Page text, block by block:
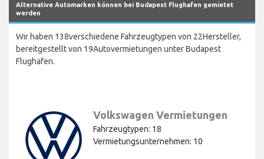
Alternative Automarken können bei Budapest Flughafen gemietet
werden
Wir haben 138verschiedene Fahrzeugtypen von 22Hersteller,
bereitgestellt von 19Autovermietungen unter Budapest
Flughafen.
Volkswagen Vermietungen
Fahrzeugtypen: 18
Vermietungsunternehmen: 10